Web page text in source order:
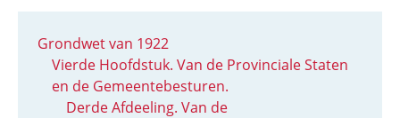
Grondwet van 1922
Vierde Hoofdstuk. Van de Provinciale Staten
en de Gemeentebesturen.
Derde Afdeeling. Van de